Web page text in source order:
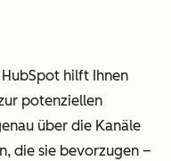
hilft Ihnen
potenziellen
über die Kanäle
die sie bevorzugen –